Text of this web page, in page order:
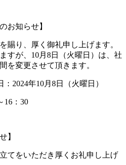
お知らせ】
賜り、厚く御礼申し上げます。
すが、10月8日（火曜日）は、社
を変更させて頂きます。
2024年10月8日（火曜日）
16：30
】
てをいただき厚くお礼申し上げ